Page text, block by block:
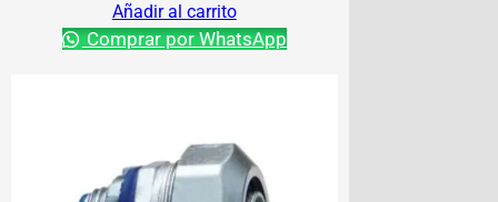
Añadir al carrito
Comprar por WhatsApp